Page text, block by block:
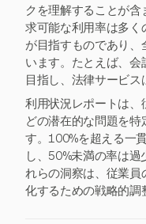
クを理解することが含
求可能な利用率は多く
が目指すものであり、
います。たとえば、
目指し、法律サービス
利用状況レポートは、
どの潜在的な問題を
す。100%を超える一
し、50%未満の率は
れらの洞察は、従業員
化するための戦略的調